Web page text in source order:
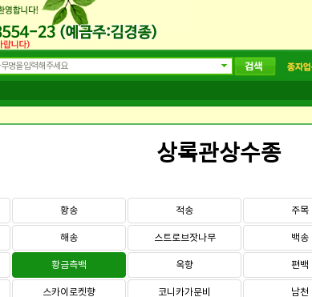
상록관상수종
황송 적송 주목
해송 스트로브잣나무 백송
황금측백 옥향 편백
스카이로켓향 코니카가문비 남천